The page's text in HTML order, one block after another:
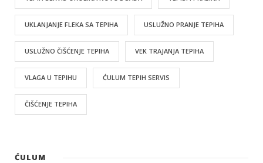
UKLANJANJE FLEKA SA TEPIHA USLUŽNO PRANJE TEPIHA
USLUŽNO ČIŠĆENJE TEPIHA VEK TRAJANJA TEPIHA
VLAGA U TEPIHU ĆULUM TEPIH SERVIS
ČIŠĆENJE TEPIHA
ĆULUM